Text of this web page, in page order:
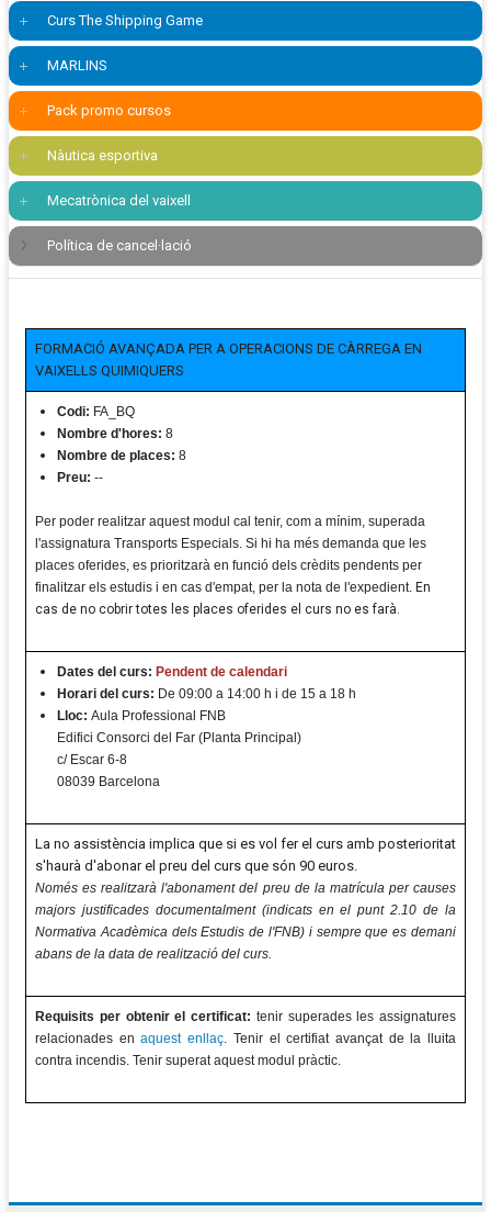
Curs The Shipping Game
MARLINS
Pack promo cursos
Nàutica esportiva
Mecatrònica del vaixell
Política de cancel·lació
FORMACIÓ AVANÇADA PER A OPERACIONS DE CÀRREGA EN
VAIXELLS QUIMIQUERS
Codi: FA_BQ
Nombre d'hores: 8
Nombre de places: 8
Preu: --
Per poder realitzar aquest modul cal tenir, com a mínim, superada
l'assignatura Transports Especials. Si hi ha més demanda que les
places oferides, es prioritzarà en funció dels crèdits pendents per
finalitzar els estudis i en cas d'empat, per la nota de l'expedient. En
cas de no cobrir totes les places oferides el curs no es farà.
Dates del curs: Pendent de calendari
Horari del curs: De 09:00 a 14:00 h i de 15 a 18 h
Lloc: Aula Professional FNB
Edifici Consorci del Far (Planta Principal)
c/ Escar 6-8
08039 Barcelona
La no assistència implica que si es vol fer el curs amb posterioritat
s'haurà d'abonar el preu del curs que són 90 euros.
Només es realitzarà l'abonament del preu de la matrícula per causes
majors justificades documentalment (indicats en el punt 2.10 de la
Normativa Acadèmica dels Estudis de l'FNB) i sempre que es demani
abans de la data de realització del curs.
Requisits per obtenir el certificat: tenir superades les assignatures
relacionades enaquest enllaç. Tenir el certifiat avançat de la lluita
contra incendis. Tenir superat aquest modul pràctic.